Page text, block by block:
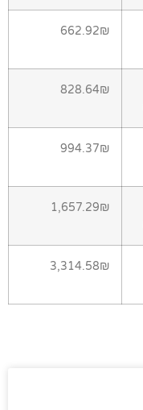
662.92₪
828.64₪
994.37₪
1,657.29₪
3,314.58₪